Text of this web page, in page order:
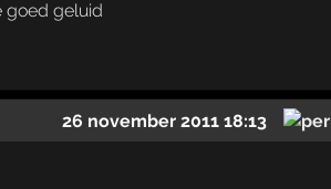
goed geluid
26 november 2011 18:13